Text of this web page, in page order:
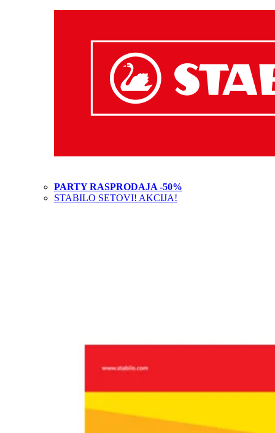
PARTY RASPRODAJA -50%
STABILO SETOVI! AKCIJA!